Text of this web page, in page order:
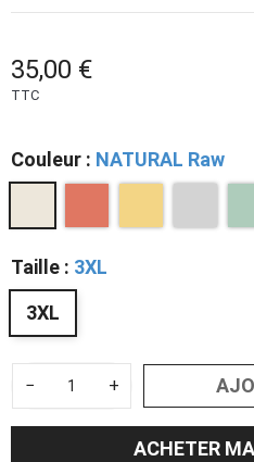
35,00 €
TTC
Couleur : NATURAL Raw
Taille : 3XL
3XL
− +
ACHETER